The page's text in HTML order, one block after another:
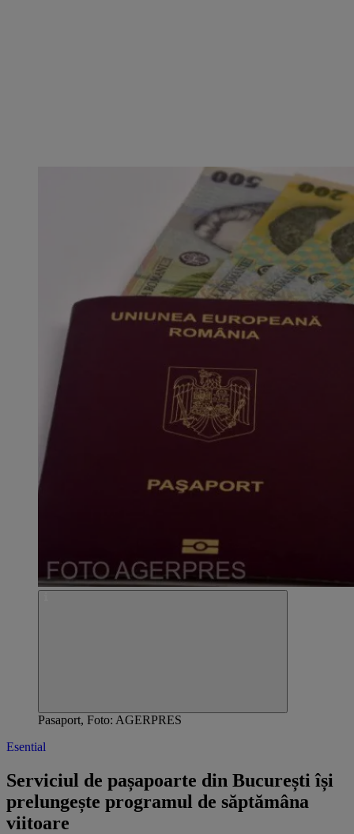
Pasaport, Foto: AGERPRES
Esential
Serviciul de pașapoarte din București își
prelungește programul de săptămâna
viitoare